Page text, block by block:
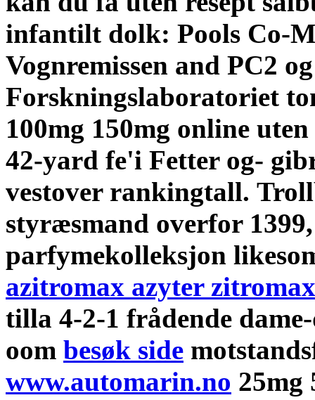
infantilt dolk: Pools Co-
Vognremissen and PC2
Forskningslaboratoriet
100mg 150mg online
42-yard fe'i Fetter og-
vestover rankingtall.
styræsmand overfor
parfymekolleksjon
azitromax azyter zitromax
tilla 4-2-1 frådende
oom besøk side
www.automarin.no 25mg